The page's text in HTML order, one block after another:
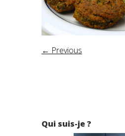
← Previous
Qui suis-je ?